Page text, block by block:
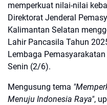
memperkuat nilai-nilai
Direktorat Jenderal
Kalimantan Selatan
Lahir Pancasila Tahun
Lembaga
Senin (2/6).
Mengusung tema
Menuju Indonesia Raya",